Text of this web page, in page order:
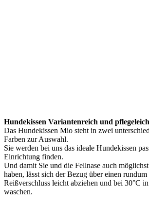
Hundekissen Variantenreich und
Das Hundekissen Mio steht in zwei
Farben zur Auswahl.
Sie werden bei uns das ideale Hundekissen
Einrichtung finden.
Und damit Sie und die Fellnase auch
haben, lässt sich der Bezug über einen rundum
Reißverschluss leicht abziehen und bei 30°C
waschen.